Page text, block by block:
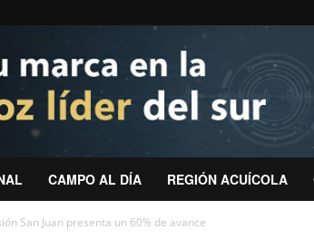
CAMPO AL DÍA REGIÓN ACUÍCOLA
San Juan presenta un 60% de avance